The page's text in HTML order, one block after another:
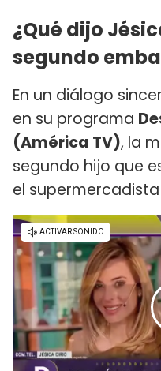
¿Qué dijo
segundo
En un diálogo
en su programa
(América TV), la
segundo hijo que
el supermercadista